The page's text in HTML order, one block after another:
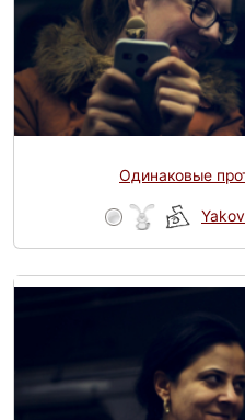
Одинаковые